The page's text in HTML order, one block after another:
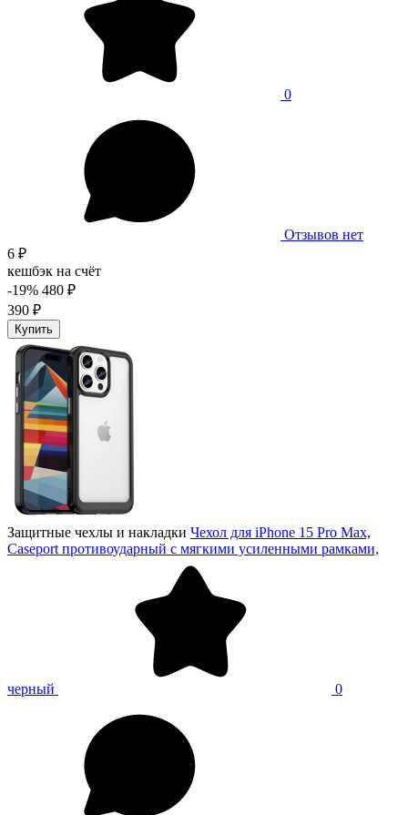
0
Отзывов нет
6 ₽
кешбэк на счёт
-19% 480 ₽
390 ₽
Купить
Защитные чехлы и накладки Чехол для iPhone 15 Pro Max,
Caseport противоударный с мягкими усиленными рамками,
черный 0